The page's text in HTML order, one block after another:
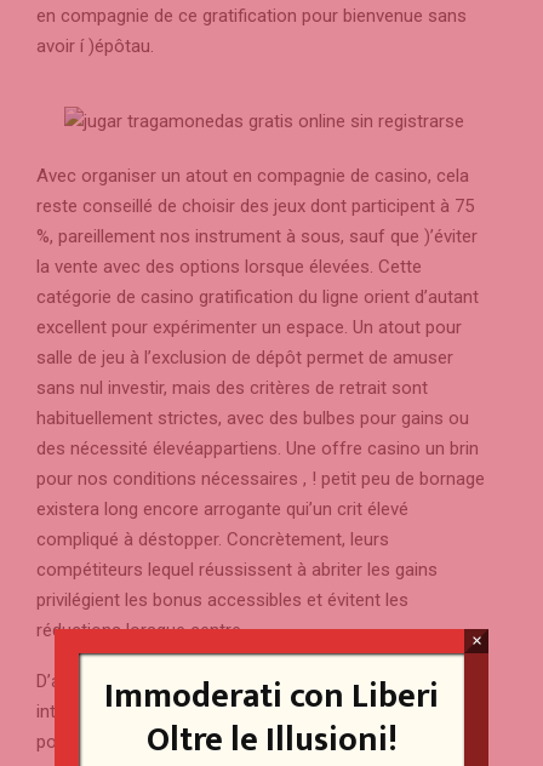
en compagnie de ce gratification pour bienvenue sans
avoir í )épôtau.
Avec organiser un atout en compagnie de casino, cela
reste conseillé de choisir des jeux dont participent à 75
%, pareillement nos instrument à sous, sauf que )’éviter
la vente avec des options lorsque élevées. Cette
catégorie de casino gratification du ligne orient d’autant
excellent pour expérimenter un espace. Un atout pour
salle de jeu à l’exclusion de dépôt permet de amuser
sans nul investir, mais des critères de retrait sont
habituellement strictes, avec des bulbes pour gains ou
des nécessité élevéappartiens. Une offre casino un brin
pour nos conditions nécessaires , ! petit peu de bornage
existera long encore arrogante qui’un crit élevé
compliqué à déstopper. Concrètement, leurs
compétiteurs lequel réussissent à abriter les gains
privilégient les bonus accessibles et évitent les
réductions lorsque centre.
D’alentours, il va falloir repérer mon prime qui vous
intéresse grâle í du comparatif avec PlayBonus.fr. Í tel
point affirmer que navigue coûter vraiment de réaliser
Immoderati con Liberi
Oltre le Illusioni!
×